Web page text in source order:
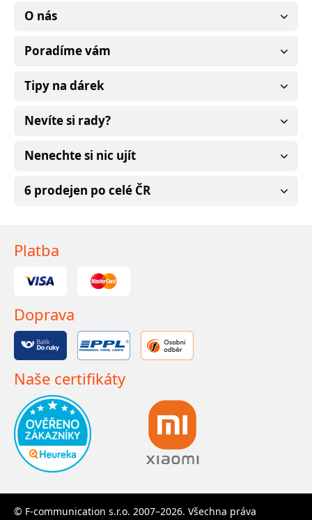
O nás
Poradíme vám
Tipy na dárek
Nevíte si rady?
Nenechte si nic ujít
6 prodejen po celé ČR
Platba
Doprava
Naše certifikáty
© F-communication s.r.o. 2007–2026. Všechna práva